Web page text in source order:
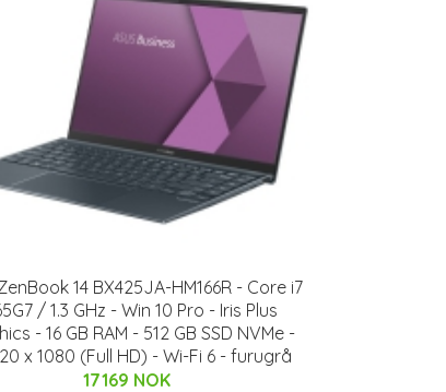
14 BX425JA-HM166R - Core i7
/ 1.3 GHz - Win 10 Pro - Iris Plus
- 16 GB RAM - 512 GB SSD NVMe -
x 1080 (Full HD) - Wi-Fi 6 - furugrå
17169 NOK